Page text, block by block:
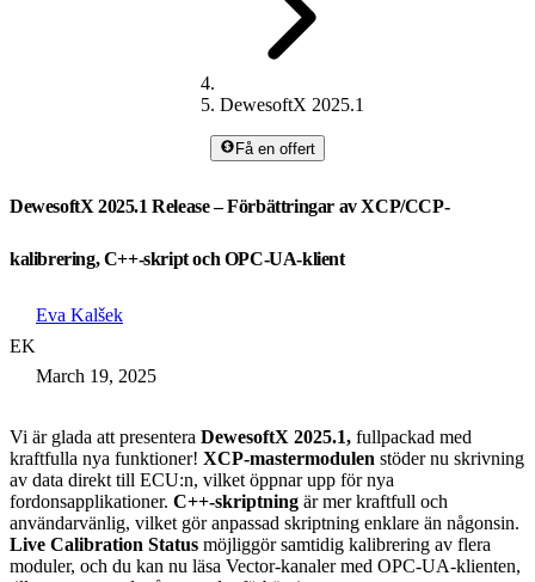
DewesoftX 2025.1
Få en offert
DewesoftX 2025.1 Release – Förbättringar av XCP/CCP-
kalibrering, C++-skript och OPC-UA-klient
EK
Eva Kalšek
March 19, 2025
Vi är glada att presentera DewesoftX 2025.1, fullpackad med
kraftfulla nya funktioner! XCP-mastermodulen stöder nu skrivning
av data direkt till ECU:n, vilket öppnar upp för nya
fordonsapplikationer. C++-skriptning är mer kraftfull och
användarvänlig, vilket gör anpassad skriptning enklare än någonsin.
Live Calibration Status möjliggör samtidig kalibrering av flera
moduler, och du kan nu läsa Vector-kanaler med OPC-UA-klienten,